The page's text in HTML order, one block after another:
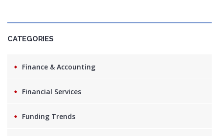
CATEGORIES
Finance & Accounting
Financial Services
Funding Trends